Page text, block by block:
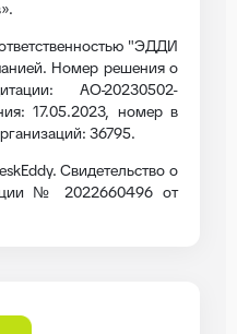
"ЭДДИ
Номер решения о
АО-20230502-
17.05.2023, номер в
36795.
Свидетельство о
№ 2022660496 от